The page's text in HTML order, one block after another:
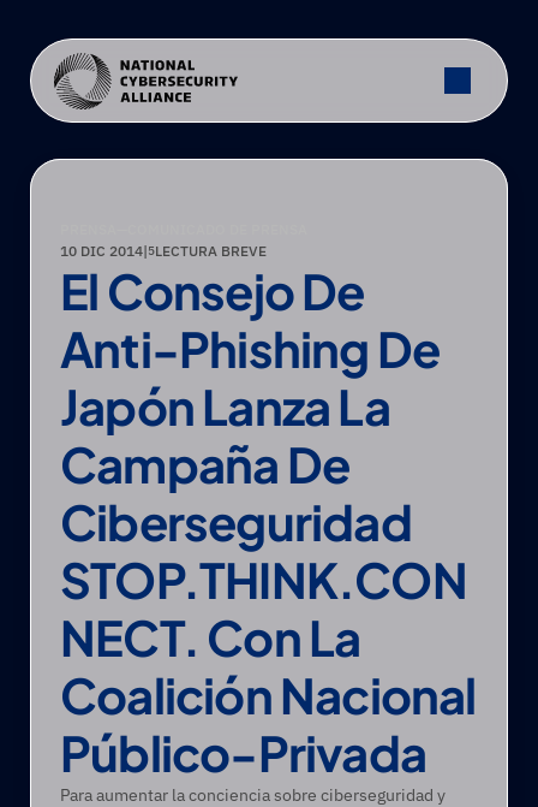
10 DIC 2014|5LECTURA BREVE
El Consejo De
Anti-Phishing De
Japón Lanza La
Campaña De
Ciberseguridad
STOP.THINK.CON
NECT. Con La
Coalición Nacional
Público-Privada
Para aumentar la conciencia sobre ciberseguridad y